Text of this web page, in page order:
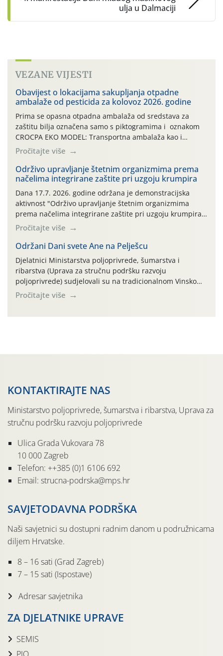
ulja u Dalmaciji
VEZANE VIJESTI
Obavijest o lokacijama sakupljanja otpadne
ambalaže od pesticida za kolovoz 2026. godine
Prima se opasna otpadna ambalaža od sredstava za
zaštitu bilja označena samo s piktogramima i oznakom
CROCPA EKO MODEL: Transportna ambalaža kao i
ambalaža drugih proizvoda koji nisu sredstva za zaštitu
bilja (npr. ambalaža od mineralnih gnojiva,) se ne
prihvaća. Korisnicima je osiguran besplatni povrat
prazne ambalaže isključivo ovih tvrtki: AGROCHEM-MAKS,
AGRONOM, ALBAUGH TKI* (PINUS […]
Pročitajte više
Održivo upravljanje štetnim organizmima prema
načelima integrirane zaštite pri uzgoju krumpira
Dana 17.7. 2026. godine održana je demonstracijska
aktivnost "Održivo upravljanje štetnim organizmima
prema načelima integrirane zaštite pri uzgoju krumpira"
na pokusnom polju "Poredje", kraj naselja Belica (ARKOD
parcela ID 2445031) (središnji dio Međimurske županije).
Pročitajte više
Održani Dani svete Ane na Pelješcu
Djelatnici Ministarstva poljoprivrede, šumarstva i
ribarstva (Uprava za stručnu podršku razvoju
poljoprivrede) sudjelovali su na tradicionalnom Vinskom
forumu, održanom 24.07.2026. godine u Domu vinarske
tradicije u Putnikovićima na poluotoku Pelješcu, u
Pročitajte više
KONTAKTIRAJTE NAS
Ministarstvo poljoprivrede, šumarstva i ribarstva, Uprava za
stručnu podršku razvoju poljoprivrede
Ulica Grada Vukovara 78
10 000 Zagreb
Telefon: ++385 (0)1 6106 692
Email: strucna-podrska@mps.hr
SAVJETODAVNA PODRŠKA
Naši savjetnici su dostupni radnim danom u podružnicama
diljem Hrvatske.
8 – 16 sati (Grad Zagreb)
7 – 15 sati (Ispostave)
Adresar savjetnika
ZA DJELATNIKE UPRAVE
SEMIS